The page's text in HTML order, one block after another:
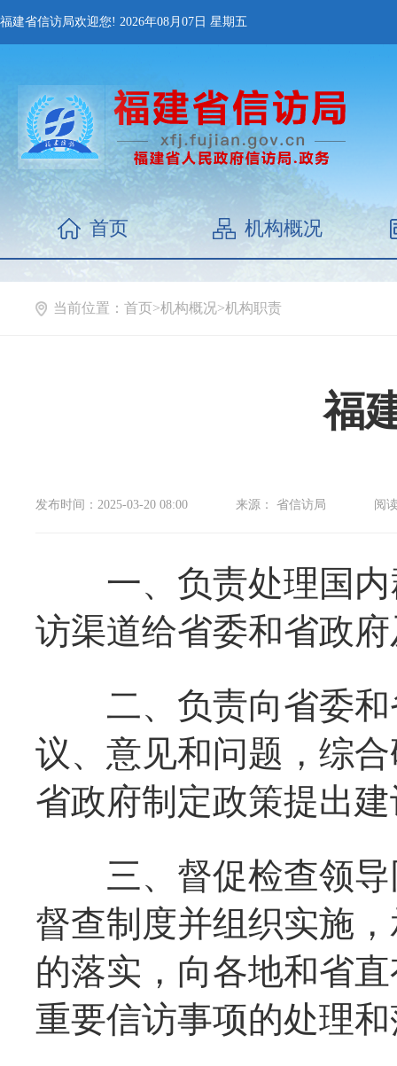
福建省信访局欢迎您! 2026年08月07日 星期五
首页 机构概况
当前位置： 首页>机构概况>机构职责
福
发布时间：2025-03-20 08:00 来源： 省信访局 阅
一、负责处理国内
访渠道给省委和省政
二、负责向省委和
议、意见和问题，综
省政府制定政策提出
三、督促检查领导
督查制度并组织实施
的落实，向各地和省
重要信访事项的处理